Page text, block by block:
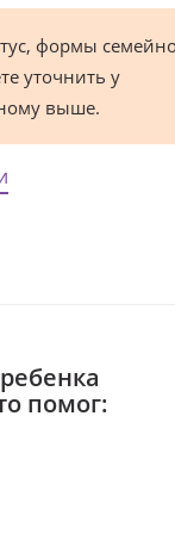
формы
уточнить у
выше.
помог: